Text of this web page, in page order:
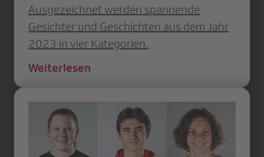
Ausgezeichnet werden spannende
Gesichter und Geschichten aus dem Jahr
2023 in vier Kategorien.
Weiterlesen